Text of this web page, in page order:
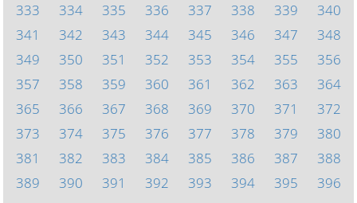
333
334 335 336 337 338 339
340
341
342 343 344 345 346 347
348
349
350 351 352 353 354 355
356
357
358 359 360 361 362 363
364
365
366 367 368 369 370 371
372
373
374 375 376 377 378 379
380
381
382 383 384 385 386 387
388
389
390 391 392 393 394 395
396